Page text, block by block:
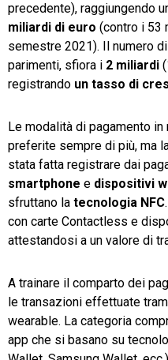
precedente), raggiungendo
miliardi di euro (contro i 53
semestre 2021). Il numero
parimenti, sfiora i 2 miliardi
registrando un tasso di
Le modalità di pagamento
preferite sempre di più, ma
stata fatta registrare dai
smartphone e dispositivi
sfruttano la tecnologia NFC
con carte Contactless e
attestandosi a un valore di
A trainare il comparto dei
le transazioni effettuate
wearable. La categoria
app che si basano su